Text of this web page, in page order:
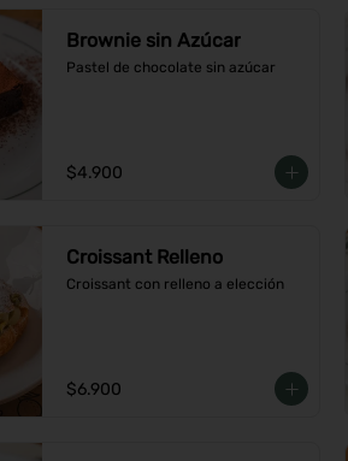
Brownie sin Azúcar
Pastel de chocolate sin azúcar
$4.900
Croissant Relleno
Croissant con relleno a elección
$6.900